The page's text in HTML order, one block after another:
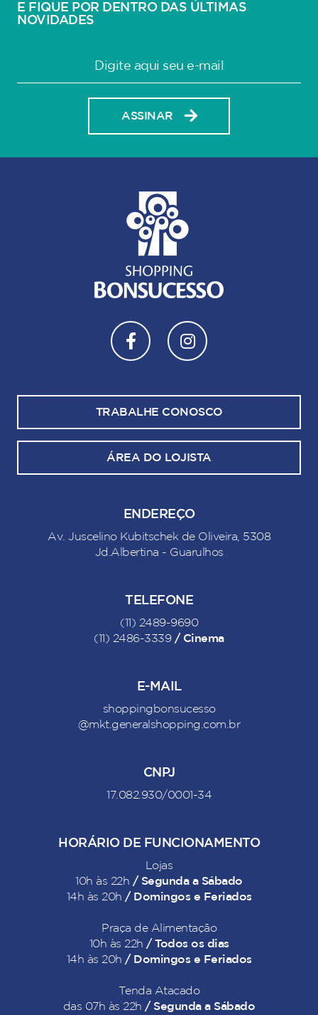
E FIQUE POR DENTRO DAS ÚLTIMAS
NOVIDADES
ASSINAR
TRABALHE CONOSCO
ÁREA DO LOJISTA
ENDEREÇO
Av. Juscelino Kubitschek de Oliveira, 5308
Jd.Albertina - Guarulhos
TELEFONE
(11) 2489-9690
(11) 2486-3339 / Cinema
E-MAIL
shoppingbonsucesso
@mkt.generalshopping.com.br
CNPJ
17.082.930/0001-34
HORÁRIO DE FUNCIONAMENTO
Lojas
10h às 22h / Segunda a Sábado
14h às 20h / Domingos e Feriados
Praça de Alimentação
10h às 22h / Todos os dias
14h às 20h / Domingos e Feriados
Tenda Atacado
das 07h às 22h/ Segunda a Sábado